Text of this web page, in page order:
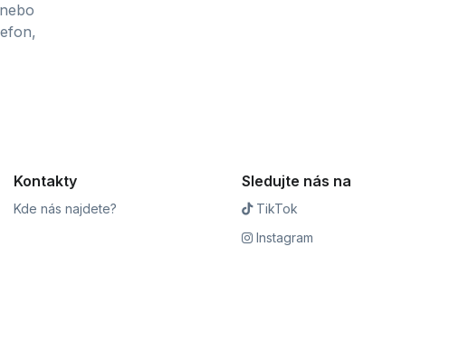
Kontakty
Kde nás najdete?
Sledujte nás na
TikTok
Instagram